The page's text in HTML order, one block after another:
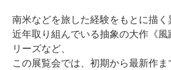
南米などを旅した経験をもとに描く
近年取り組んでいる抽象の大作《
リーズなど、
この展覧会では、初期から最新作ま